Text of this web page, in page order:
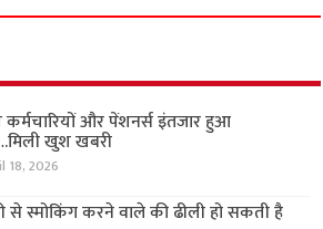
कर्मचारियों और पेंशनर्स इंतजार हुआ
खुश खबरी
18, 2026
से स्मोकिंग करने वाले की ढीली हो सकती है